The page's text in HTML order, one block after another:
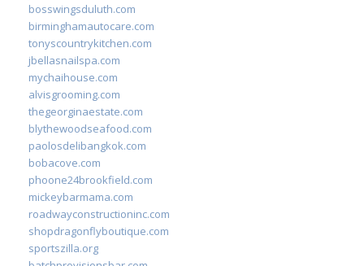
bosswingsduluth.com
birminghamautocare.com
tonyscountrykitchen.com
jbellasnailspa.com
mychaihouse.com
alvisgrooming.com
thegeorginaestate.com
blythewoodseafood.com
paolosdelibangkok.com
bobacove.com
phoone24brookfield.com
mickeybarmama.com
roadwayconstructioninc.com
shopdragonflyboutique.com
sportszilla.org